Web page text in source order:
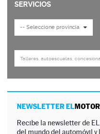
NEWSLETTER ELMOTOR
Recibe la newsletter de
del mundo del automóvil